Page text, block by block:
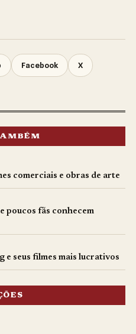
Facebook X
comerciais e obras de arte
poucos fãs conhecem
e seus filmes mais lucrativos